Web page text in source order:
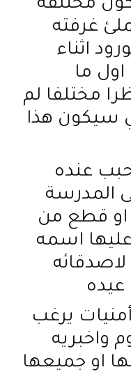
مختلفة
غرفته
اثناء
ما
مختلفا لم
سيكون هذا
عنده
المدرسة
قطع من
اسمه
عيده
يرغب
واخبريه
او جميعها